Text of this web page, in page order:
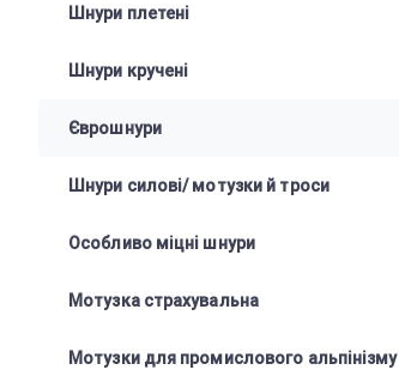
Шнури плетені
Шнури кручені
Єврошнури
Шнури силові/ мотузки й троси
Особливо міцні шнури
Мотузка страхувальна
Мотузки для промислового альпінізму